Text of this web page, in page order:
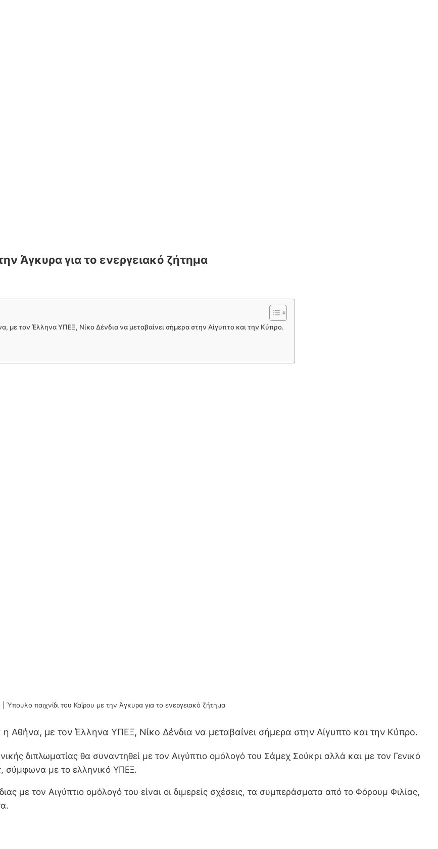
Άγκυρα για το ενεργειακό ζήτημα
με τον Έλληνα ΥΠΕΞ, Νίκο Δένδια να μεταβαίνει σήμερα στην Αίγυπτο και την Κύπρο.
| Ύπουλο παιχνίδι του Καΐρου με την Άγκυρα για το ενεργειακό ζήτημα
Αθήνα, με τον Έλληνα ΥΠΕΞ, Νίκο Δένδια να μεταβαίνει σήμερα στην Αίγυπτο και την Κύπρο.
διπλωματίας θα συναντηθεί με τον Αιγύπτιο ομόλογό του Σάμεχ Σούκρι αλλά και με τον Γενικό
σύμφωνα με το ελληνικό ΥΠΕΞ.
με τον Αιγύπτιο ομόλογό του είναι οι διμερείς σχέσεις, τα συμπεράσματα από το Φόρουμ Φιλίας,